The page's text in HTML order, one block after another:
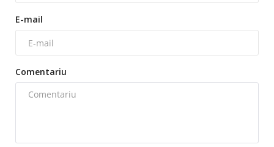
E-mail
Comentariu